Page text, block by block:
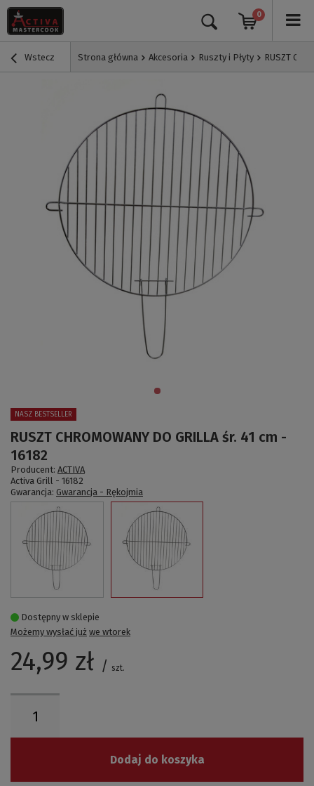
0
Wstecz Strona główna Akcesoria Ruszty i Płyty RUSZT
RUSZT CHROMOWANY DO GRILLA śr. 41 cm -
16182
NASZ BESTSELLER
Producent: ACTIVA
Activa Grill - 16182
Gwarancja: Gwarancja - Rękojmia
Dostępny w sklepie
Możemy wysłać już we wtorek
24,99 zł / szt.
Dodaj do koszyka